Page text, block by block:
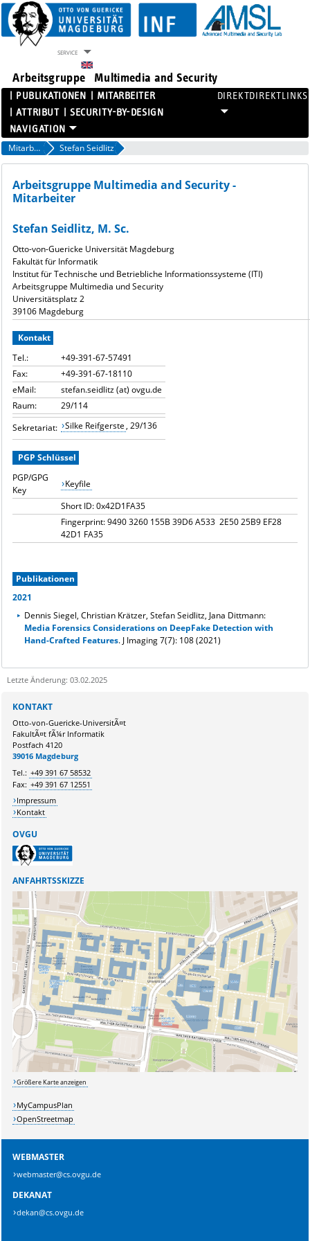
Arbeitsgruppe Multimedia and Security
SERVICE
PUBLIKATIONEN
MITARBEITER
ATTRIBUT
SECURITY-BY-DESIGN
PROJEKTE
PUBLIKATIONEN
MITARBEITER
ATTRIBUT
DIREKTLINKS
Mitarbeiter Stefan Seidlitz
Arbeitsgruppe Multimedia and Security -
Mitarbeiter
Stefan Seidlitz, M. Sc.
Otto-von-Guericke Universität Magdeburg
Fakultät für Informatik
Institut für Technische und Betriebliche Informationssysteme (ITI)
Arbeitsgruppe Multimedia und Security
Universitätsplatz 2
39106 Magdeburg
Kontakt
Tel.:
+49-391-67-57491
Fax:
+49-391-67-18110
eMail:
stefan.seidlitz (at) ovgu.de
Raum:
29/114
Sekretariat:
Silke Reifgerste, 29/136
PGP Schlüssel
PGP/GPG
Key
Keyfile
Short ID: 0x42D1FA35
Fingerprint: 9490 3260 155B 39D6 A533 2E50 25B9 EF28
42D1 FA35
Publikationen
2021
Dennis Siegel, Christian Krätzer, Stefan Seidlitz, Jana Dittmann:
Media Forensics Considerations on DeepFake Detection with
Hand-Crafted Features. J Imaging 7(7): 108 (2021)
Letzte Änderung: 03.02.2025
Ihre E-Mailadresse:
Ihr Anliegen:
Sicherheitsabfrage:
Lösung:
OVGU
KONTAKT
Otto-von-Guericke-UniversitÃ¤t
FakultÃ¤t fÃ¼r Informatik
Postfach 4120
39016 Magdeburg
Tel.: +49 391 67 58532
Fax: +49 391 67 12551
Impressum
Kontakt
ANFAHRTSSKIZZE
Größere Karte anzeigen
MyCampusPlan
OpenStreetmap
WEBMASTER
webmaster@cs.ovgu.de
DEKANAT
dekan@cs.ovgu.de